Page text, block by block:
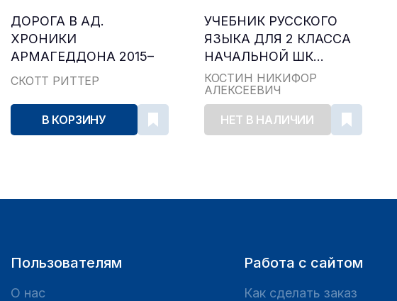
ДОРОГА В АД.
ХРОНИКИ
АРМАГЕДДОНА 2015–
2024
СКОТТ РИТТЕР
В КОРЗИНУ
УЧЕБНИК РУССКОГО
ЯЗЫКА ДЛЯ 2 КЛАССА
НАЧАЛЬНОЙ ШК...
КОСТИН НИКИФОР
АЛЕКСЕЕВИЧ
НЕТ В НАЛИЧИИ
Пользователям
О нас
Работа с сайтом
Как сделать заказ